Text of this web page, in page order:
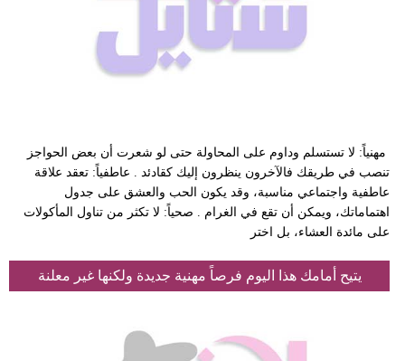
مهنياً: لا تستسلم وداوم على المحاولة حتى لو شعرت أن بعض الحواجز
تنصب في طريقك فالآخرون ينظرون إليك كقادئد . عاطفياً: تعقد علاقة
عاطفية واجتماعي مناسبة، وقد يكون الحب والعشق على جدول
اهتماماتك، ويمكن أن تقع في الغرام . صحياً: لا تكثر من تناول المأكولات
على مائدة العشاء، بل اختر
يتيح أمامك هذا اليوم فرصاً مهنية جديدة ولكنها غير معلنة